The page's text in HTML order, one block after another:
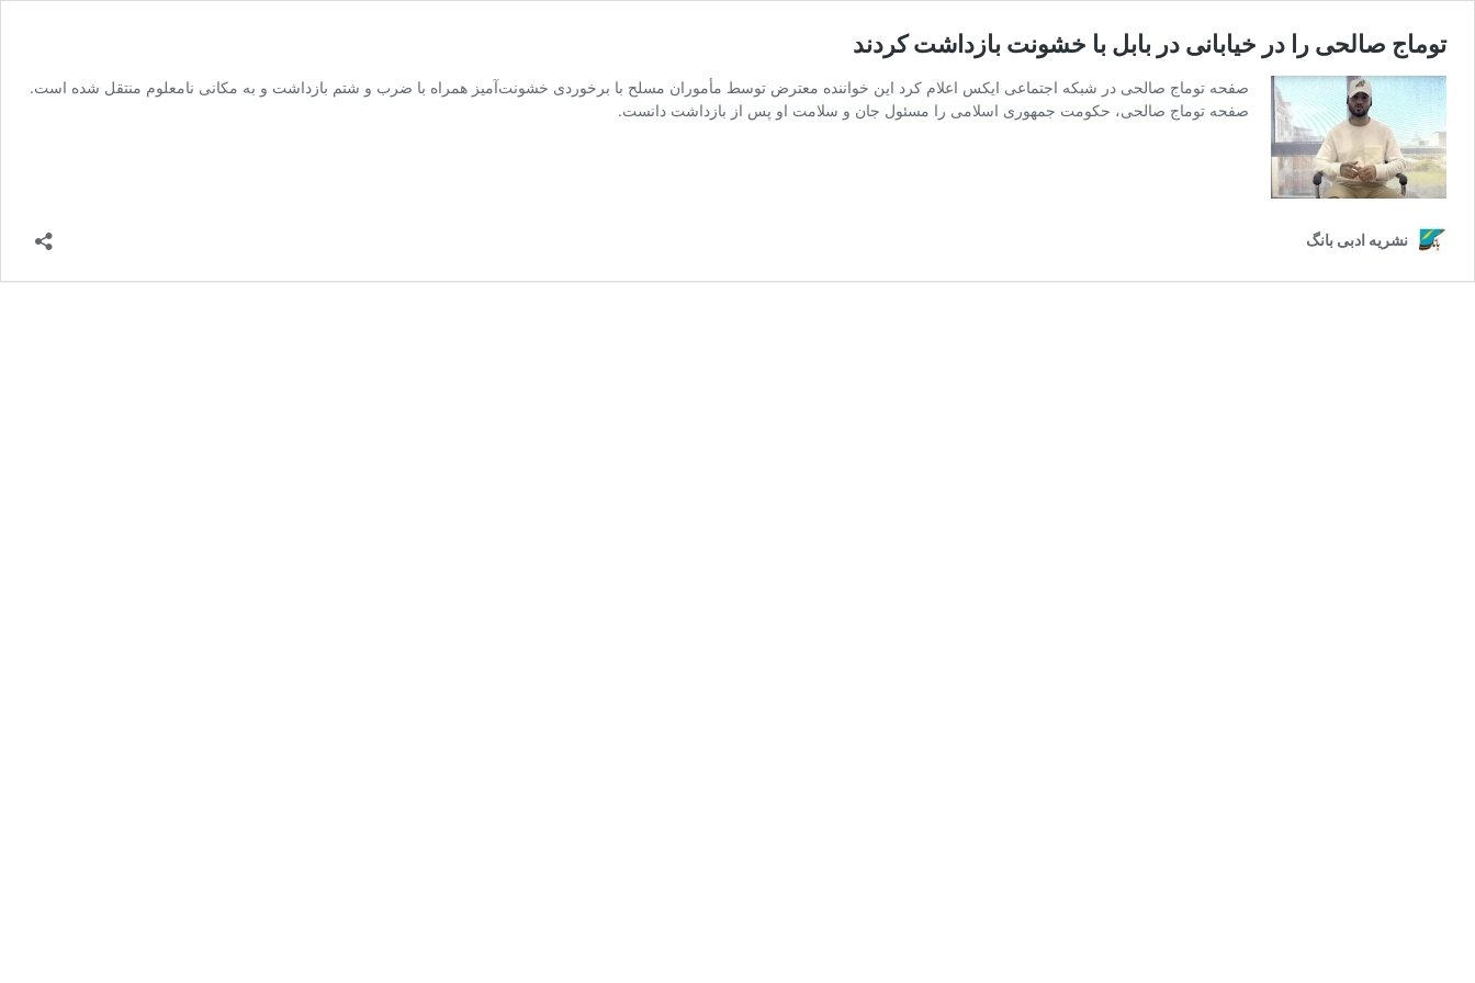
توماج صالحی را در خیابانی در بابل با خشونت بازداشت کردند
صفحه توماج صالحی در شبکه اجتماعی ایکس اعلام کرد این خواننده معترض توسط مأموران مسلح با برخوردی خشونت‌آمیز همراه با ضرب و شتم بازداشت و به مکانی نامعلوم منتقل شده است.
صفحه توماج صالحی، حکومت جمهوری اسلامی را مسئول جان و سلامت او پس از بازداشت دانست.
نشریه ادبی بانگ